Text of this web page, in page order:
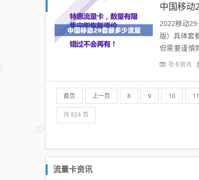
中国移动
2022移动
版）具体套
但需要谨慎
G。目前电
号卡资讯
首页 上一页 8 9 10 11
共 824 页
流量卡资讯